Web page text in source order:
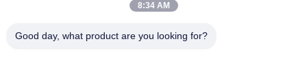
Laborform-Bearbeitungs-biologische Brutkasten-
8:34 AM
Good day, what product are you looking for?